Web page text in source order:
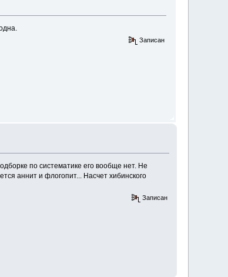
Записан
по систематике его вообще нет. Не
аннит и флогопит... Насчет хибинского
Записан